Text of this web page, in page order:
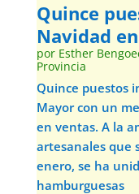
Quince
Navidad
por Esther
Provincia
Quince puestos
Mayor con un
en ventas. A la
artesanales que
enero, se ha
hamburguesas